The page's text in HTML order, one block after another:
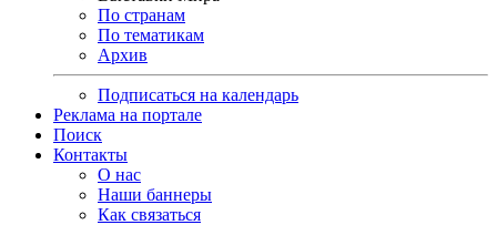
По странам
По тематикам
Архив
Подписаться на календарь
Реклама на портале
Поиск
Контакты
О нас
Наши баннеры
Как связаться